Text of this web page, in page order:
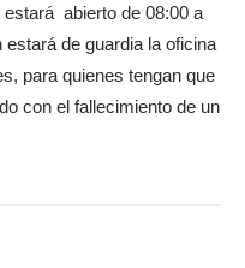
abierto de 08:00 a
de guardia la oficina
para quienes tengan que
con el fallecimiento de un